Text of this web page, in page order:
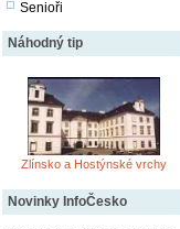
Senioři
Náhodný tip
Zlínsko a Hostýnské vrchy
Novinky InfoČesko